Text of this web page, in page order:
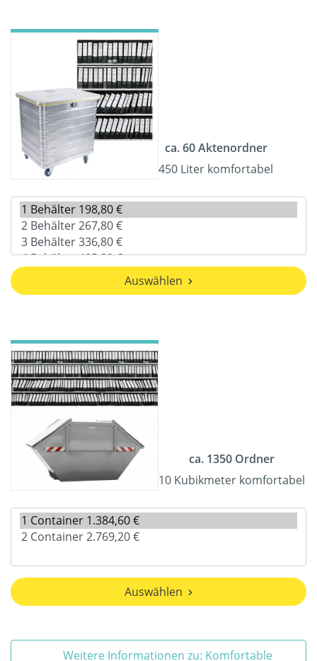
ca. 60 Aktenordner
450 Liter komfortabel
Auswählen
ca. 1350 Ordner
10 Kubikmeter komfortabel
Auswählen
Weitere Informationen zu: Komfortable